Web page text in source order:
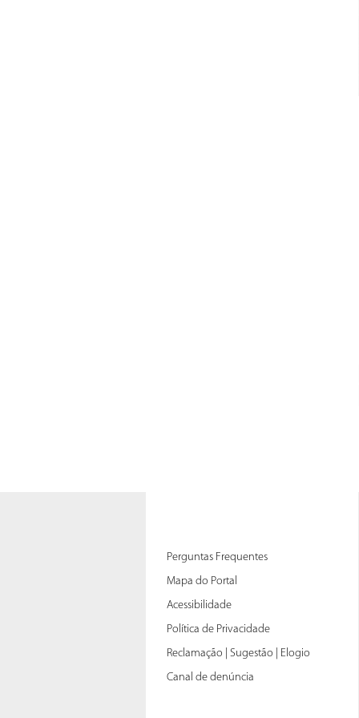
Perguntas Frequentes
Mapa do Portal
Acessibilidade
Política de Privacidade
Reclamação | Sugestão | Elogio
Canal de denúncia